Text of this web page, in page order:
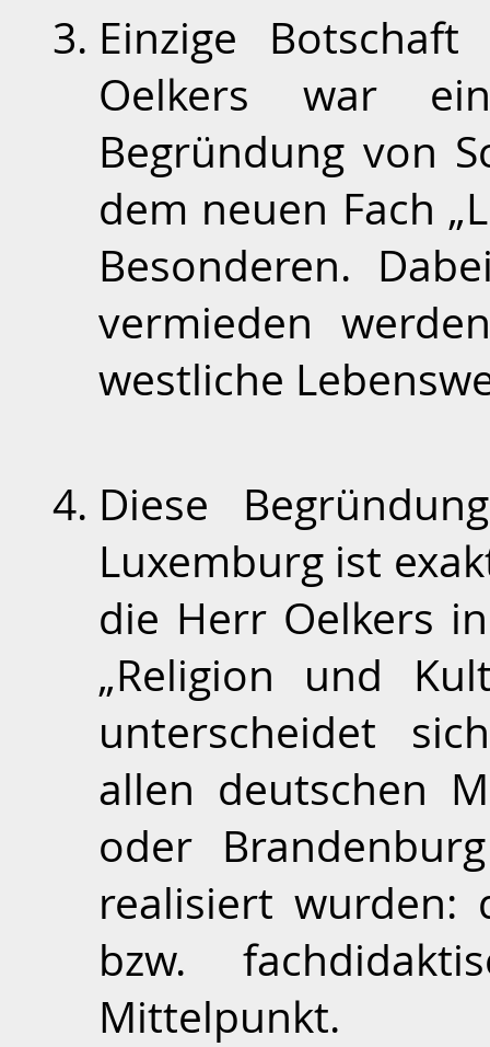
Einzige
Oelkers war
Begründung von
dem neuen Fach
Besonderen.
vermieden
westliche
Diese
Luxemburg ist
die Herr Oelkers
„Religion und
unterscheidet
allen deutschen
oder
realisiert wurden:
bzw.
Mittelpunkt.